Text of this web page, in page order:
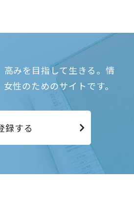
みを目指して生きる。情
性のためのサイトです。
録する